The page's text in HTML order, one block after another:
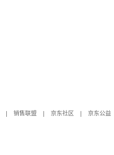
销售联盟 京东社区
京东公益